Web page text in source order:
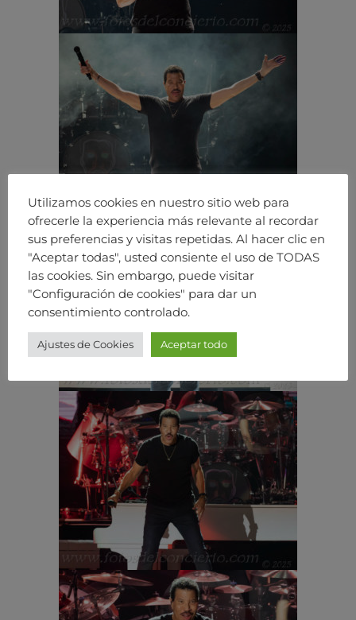
Utilizamos cookies en nuestro sitio web para
ofrecerle la experiencia más relevante al recordar
sus preferencias y visitas repetidas. Al hacer clic en
"Aceptar todas", usted consiente el uso de TODAS
las cookies. Sin embargo, puede visitar
"Configuración de cookies" para dar un
consentimiento controlado.
Ajustes de Cookies Aceptar todo